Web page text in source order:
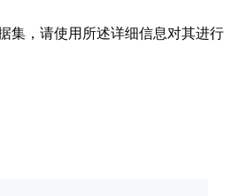
集，请使用所述详细信息对其进行